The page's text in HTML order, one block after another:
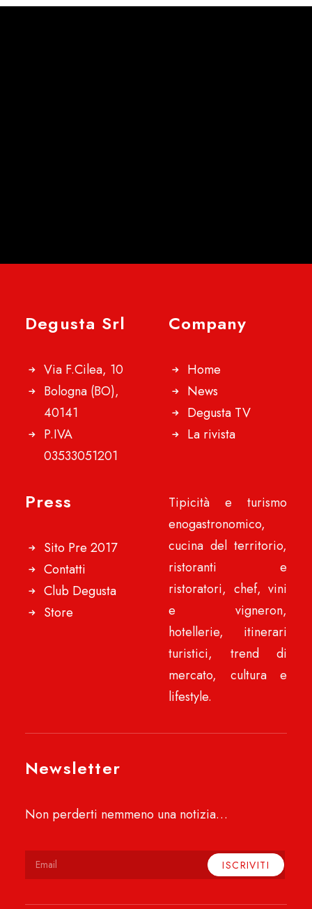
Degusta Srl
Via F.Cilea, 10
Bologna (BO),
40141
P.IVA
03533051201
Company
Home
News
Degusta TV
La rivista
Press
Sito Pre 2017
Contatti
Club Degusta
Store
Tipicità e turismo
enogastronomico,
cucina del territorio,
ristoranti e
ristoratori, chef, vini
e vigneron,
hotellerie, itinerari
turistici, trend di
mercato, cultura e
lifestyle.
Newsletter
Non perderti nemmeno una notizia…